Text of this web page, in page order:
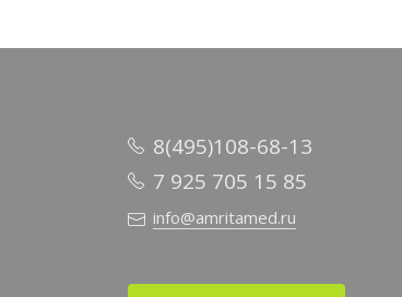
8(495)108-68-13
7 925 705 15 85
info@amritamed.ru